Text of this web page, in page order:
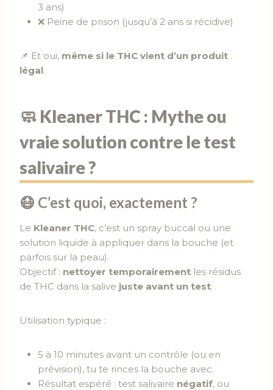
3 ans)
❌ Peine de prison (jusqu’à 2 ans si récidive)
📌 Et oui, même si le THC vient d’un produit
légal.
🧼 Kleaner THC : Mythe ou
vraie solution contre le test
salivaire ?
😷 C’est quoi, exactement ?
Le Kleaner THC, c’est un spray buccal ou une
solution liquide à appliquer dans la bouche (et
parfois sur la peau).
Objectif : nettoyer temporairement les résidus
de THC dans la salive juste avant un test.
Utilisation typique :
5 à 10 minutes avant un contrôle (ou en
prévision), tu te rinces la bouche avec.
Résultat espéré : test salivaire négatif, ou